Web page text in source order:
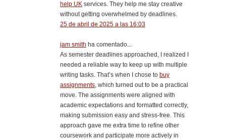
help UK services. They help me stay creative
without getting overwhelmed by deadlines.
25 de abril de 2025 a las 16:03
jam smith ha comentado...
As semester deadlines approached, I realized I
needed a reliable way to keep up with multiple
writing tasks. That’s when I chose to buy
assignments, which turned out to be a practical
move. The assignments were aligned with
academic expectations and formatted correctly,
making submission easy and stress-free. This
approach gave me extra time to refine other
coursework and participate more actively in